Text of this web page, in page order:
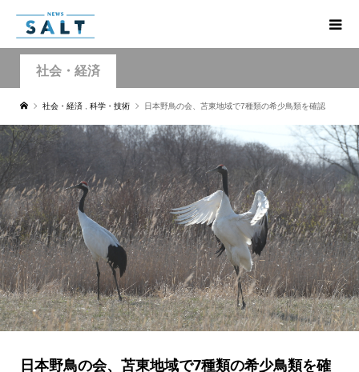
社会・経済
社会・経済 科学・技術 日本野鳥の会、苫東地域で7種類の希少鳥類を確認
日本野鳥の会、苫東地域で7種類の希少鳥類を確